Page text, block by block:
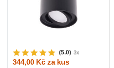
(5.0) 3x
344,00 Kč za kus